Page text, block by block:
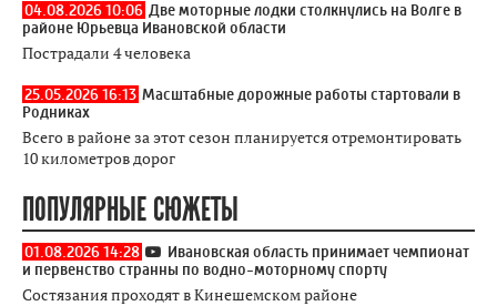
04.08.2026 10:06 Две моторные лодки столкнулись на Волге в
районе Юрьевца Ивановской области
Пострадали 4 человека
25.05.2026 16:13 Масштабные дорожные работы стартовали в
Родниках
Всего в районе за этот сезон планируется отремонтировать
10 километров дорог
ПОПУЛЯРНЫЕ СЮЖЕТЫ
01.08.2026 14:28
Ивановская область принимает чемпионат
и первенство странны по водно-моторному спорту
Состязания проходят в Кинешемском районе